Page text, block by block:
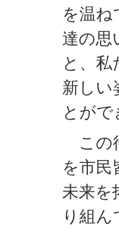
を温ね
達の思
と、私
新しい
とが
この
を市民
未来を
り組